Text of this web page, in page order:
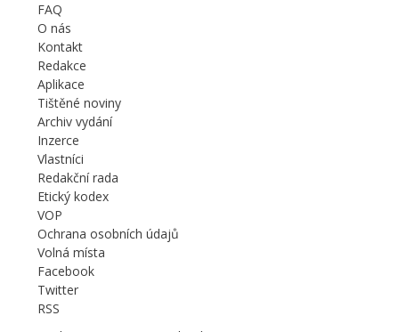
FAQ
O nás
Kontakt
Redakce
Aplikace
Tištěné noviny
Archiv vydání
Inzerce
Vlastníci
Redakční rada
Etický kodex
VOP
Ochrana osobních údajů
Volná místa
Facebook
Twitter
RSS